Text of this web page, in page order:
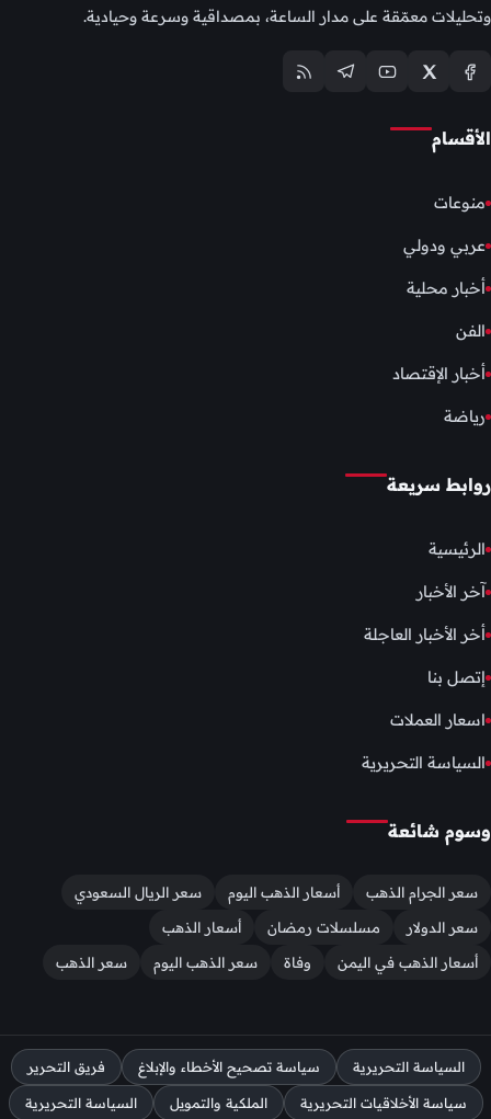
وتحليلات معمّقة على مدار الساعة، بمصداقية وسرعة وحيادية.
الأقسام
منوعات
عربي ودولي
أخبار محلية
الفن
أخبار الإقتصاد
رياضة
روابط سريعة
الرئيسية
آخر الأخبار
أخر الأخبار العاجلة
إتصل بنا
اسعار العملات
السياسة التحريرية
وسوم شائعة
سعر الجرام الذهب أسعار الذهب اليوم
سعر الريال السعودي
سعر الدولار
مسلسلات رمضان
أسعار الذهب
أسعار الذهب في اليمن
وفاة سعر الذهب اليوم سعر الذهب
السياسة التحريرية سياسة تصحيح الأخطاء والإبلاغ فريق التحرير
سياسة الأخلاقيات التحريرية الملكية والتمويل السياسة التحريرية